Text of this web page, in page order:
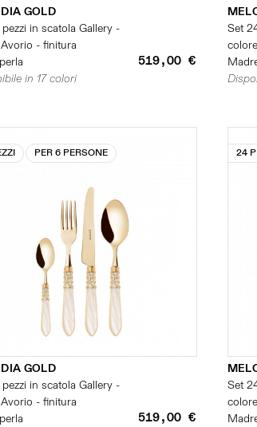
GOLD
in scatola Gallery -
- finitura
519,00 €
in 17 colori
Set
PER 6 PERSONE
GOLD
in scatola Gallery -
- finitura
519,00 €
24
Set